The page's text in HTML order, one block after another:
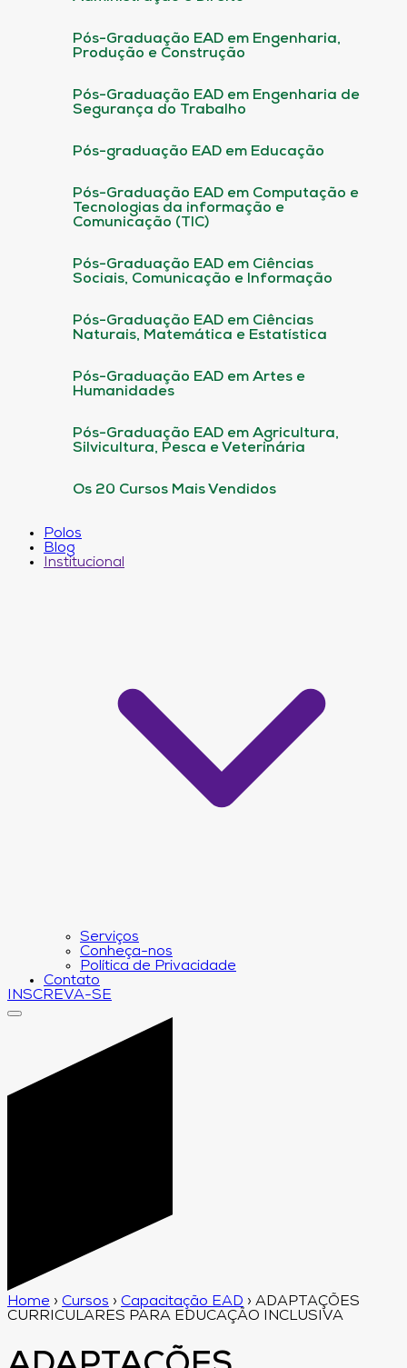
Pós-Graduação EAD em Engenharia,
Produção e Construção
Pós-Graduação EAD em Engenharia de
Segurança do Trabalho
Pós-graduação EAD em Educação
Pós-Graduação EAD em Computação e
Tecnologias da informação e
Comunicação (TIC)
Pós-Graduação EAD em Ciências
Sociais, Comunicação e Informação
Pós-Graduação EAD em Ciências
Naturais, Matemática e Estatística
Pós-Graduação EAD em Artes e
Humanidades
Pós-Graduação EAD em Agricultura,
Silvicultura, Pesca e Veterinária
Os 20 Cursos Mais Vendidos
Polos
Blog
Institucional
Serviços
Conheça-nos
Política de Privacidade
Contato
INSCREVA-SE
Home › Cursos › Capacitação EAD › ADAPTAÇÕES
CURRICULARES PARA EDUCAÇÃO INCLUSIVA